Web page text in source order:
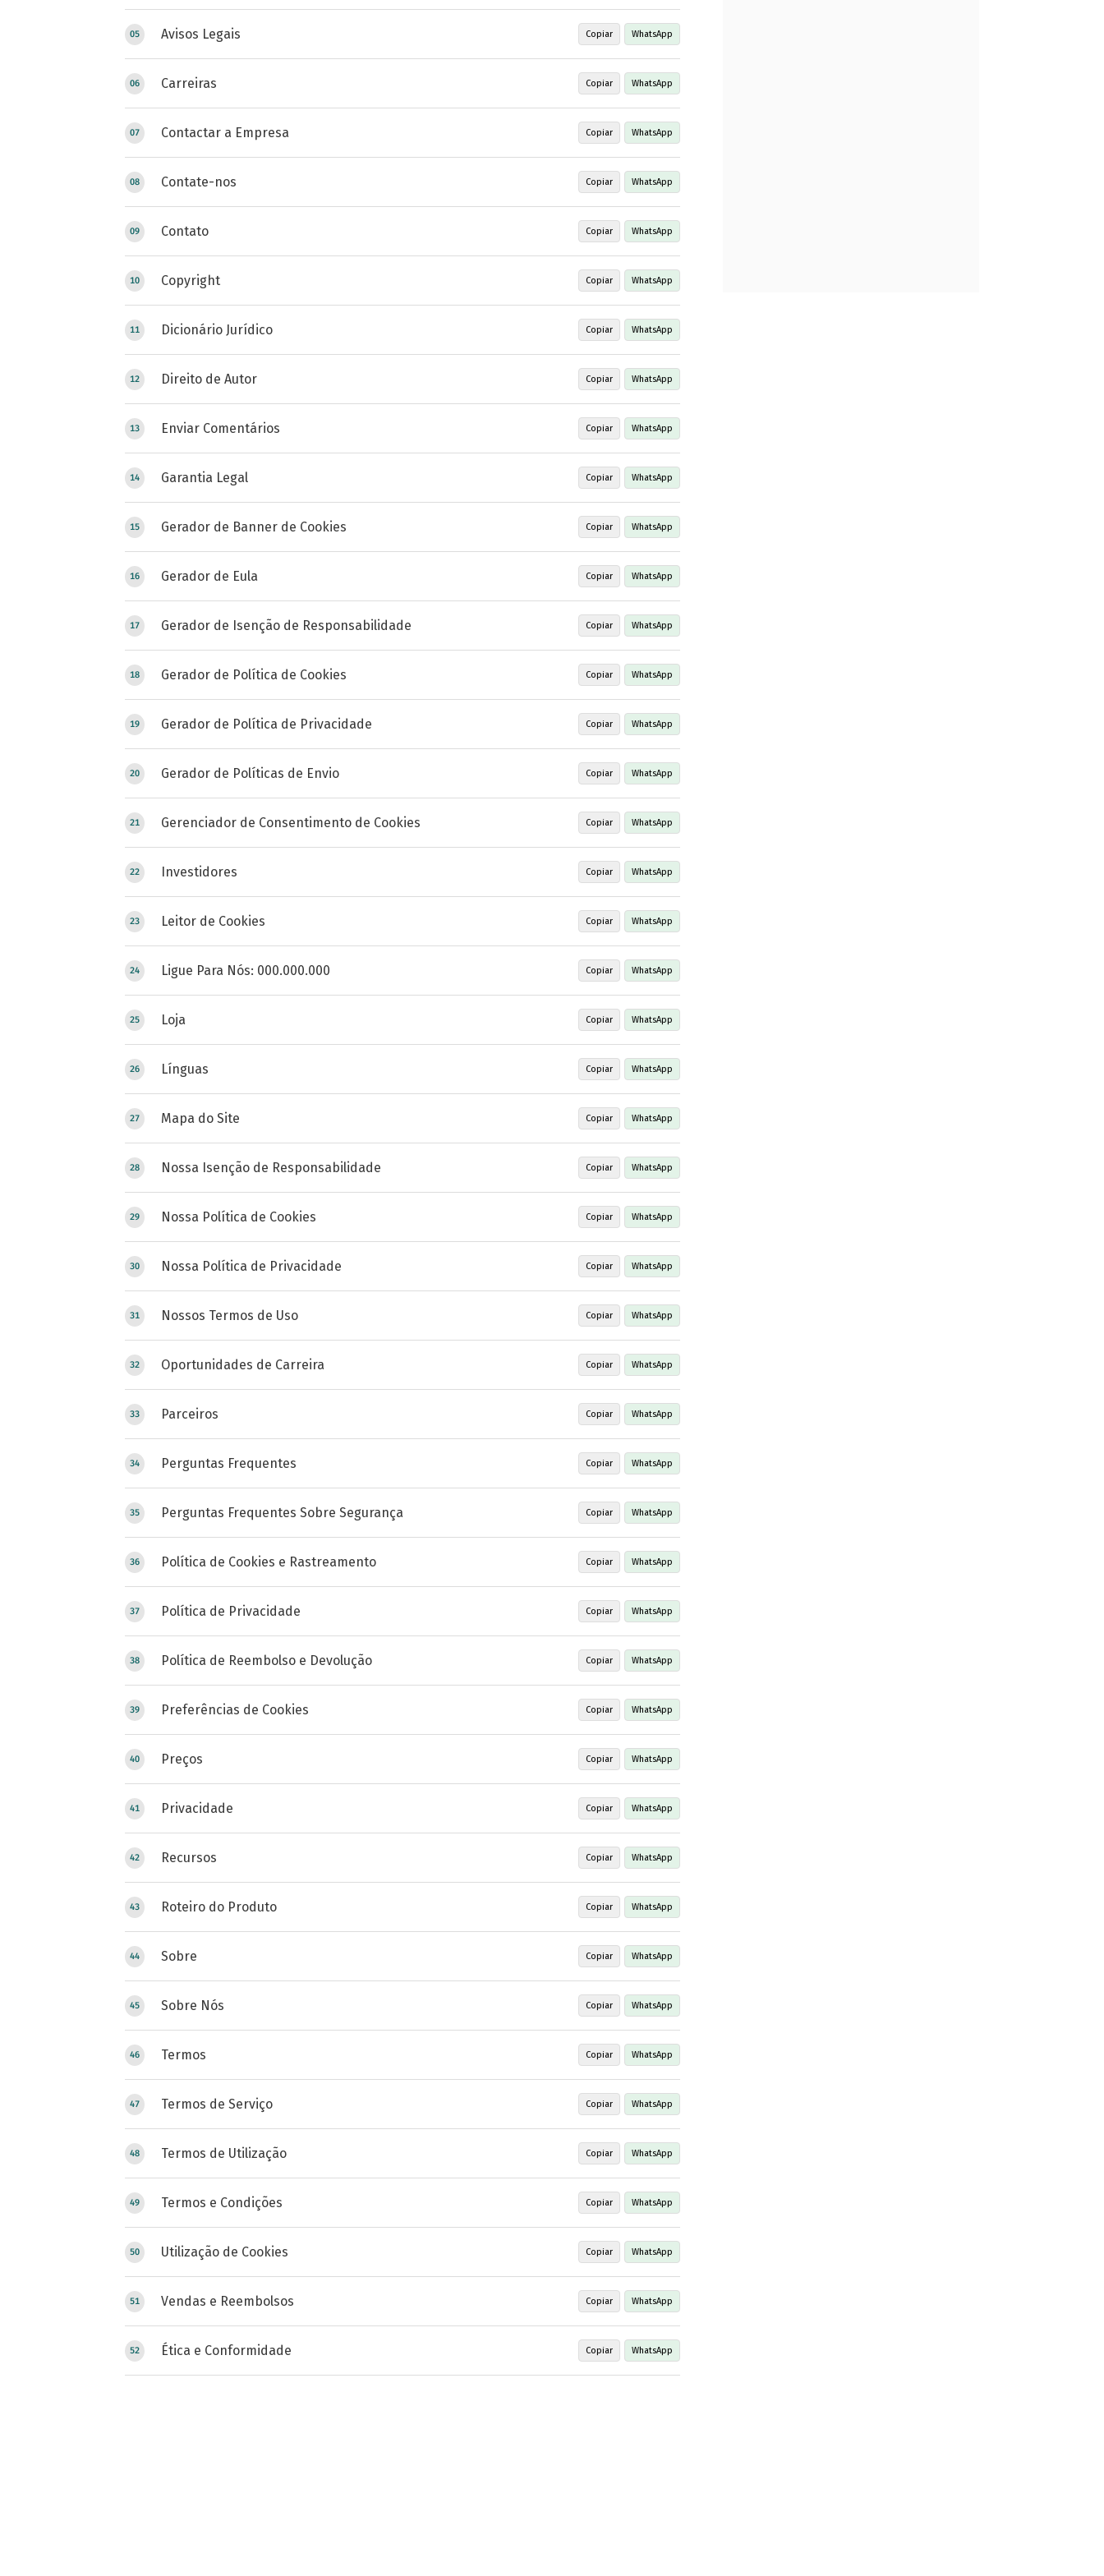
Avisos Legais Copiar WhatsApp
Carreiras Copiar WhatsApp
Contactar a Empresa Copiar WhatsApp
Contate-nos Copiar WhatsApp
Contato Copiar WhatsApp
Copyright Copiar WhatsApp
Dicionário Jurídico Copiar WhatsApp
Direito de Autor Copiar WhatsApp
Enviar Comentários Copiar WhatsApp
Garantia Legal Copiar WhatsApp
Gerador de Banner de Cookies Copiar WhatsApp
Gerador de Eula Copiar WhatsApp
Gerador de Isenção de Responsabilidade Copiar WhatsApp
Gerador de Política de Cookies Copiar WhatsApp
Gerador de Política de Privacidade Copiar WhatsApp
Gerador de Políticas de Envio Copiar WhatsApp
Gerenciador de Consentimento de Cookies Copiar WhatsApp
Investidores Copiar WhatsApp
Leitor de Cookies Copiar WhatsApp
Ligue Para Nós: 000.000.000 Copiar WhatsApp
Loja Copiar WhatsApp
Línguas Copiar WhatsApp
Mapa do Site Copiar WhatsApp
Nossa Isenção de Responsabilidade Copiar WhatsApp
Nossa Política de Cookies Copiar WhatsApp
Nossa Política de Privacidade Copiar WhatsApp
Nossos Termos de Uso Copiar WhatsApp
Oportunidades de Carreira Copiar WhatsApp
Parceiros Copiar WhatsApp
Perguntas Frequentes Copiar WhatsApp
Perguntas Frequentes Sobre Segurança Copiar WhatsApp
Política de Cookies e Rastreamento Copiar WhatsApp
Política de Privacidade Copiar WhatsApp
Política de Reembolso e Devolução Copiar WhatsApp
Preferências de Cookies Copiar WhatsApp
Preços Copiar WhatsApp
Privacidade Copiar WhatsApp
Recursos Copiar WhatsApp
Roteiro do Produto Copiar WhatsApp
Sobre Copiar WhatsApp
Sobre Nós Copiar WhatsApp
Termos Copiar WhatsApp
Termos de Serviço Copiar WhatsApp
Termos de Utilização Copiar WhatsApp
Termos e Condições Copiar WhatsApp
Utilização de Cookies Copiar WhatsApp
Vendas e Reembolsos Copiar WhatsApp
Ética e Conformidade Copiar WhatsApp